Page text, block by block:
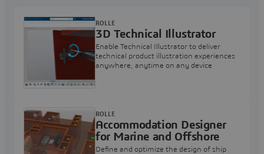
3D Technical Illustrator
Enable Technical Illustrator to deliver
technical product illustration experiences
anywhere, anytime on any device
ROLLE
Accommodation Designer
for Marine and Offshore
Define and optimize the design of ship
ROLLE